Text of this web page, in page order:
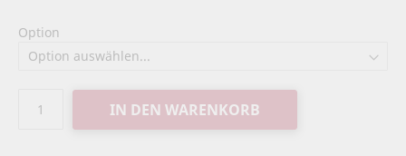
Option
IN DEN WARENKORB